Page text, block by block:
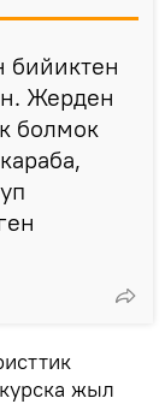
бийиктен
Жерден
болмок
жыл